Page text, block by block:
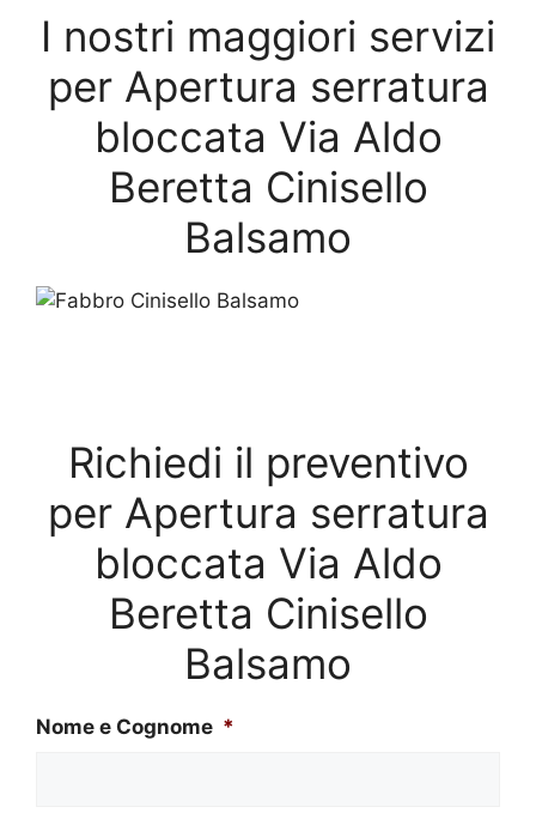
I nostri maggiori servizi
per Apertura serratura
bloccata Via Aldo
Beretta Cinisello
Balsamo
Richiedi il preventivo
per Apertura serratura
bloccata Via Aldo
Beretta Cinisello
Balsamo
Nome e Cognome *